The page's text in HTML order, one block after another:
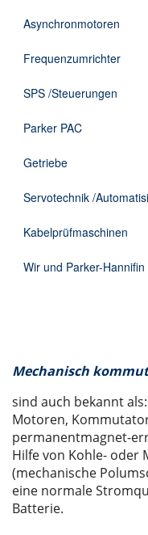
Asynchronmotoren
Frequenzumrichter
SPS /Steuerungen
Parker PAC
Getriebe
Servotechnik /
Kabelprüfmaschinen
Wir und Parker-Hannifin
Mechanisch
sind auch bekannt
Motoren,
permanentmagnet-
Hilfe von Kohle-
(mechanische
eine normale
Batterie.